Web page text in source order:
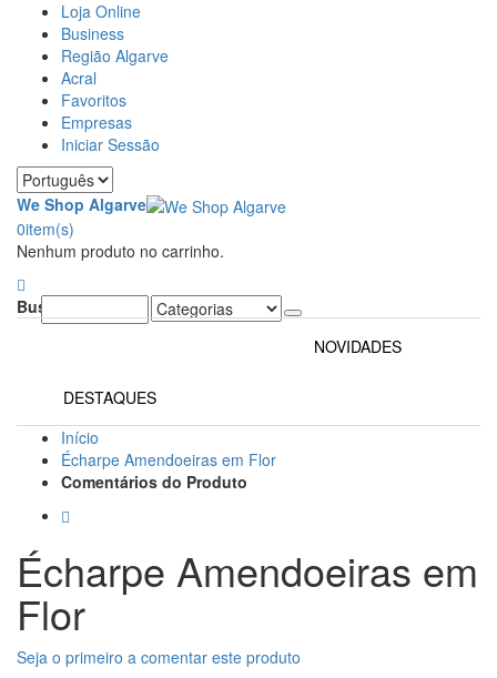
Loja Online
Business
Região Algarve
Acral
Favoritos
Empresas
Iniciar Sessão
We Shop Algarve
0item(s)
Nenhum produto no carrinho.
Buscar:
NOVIDADES
DESTAQUES
Início
Écharpe Amendoeiras em Flor
Comentários do Produto
Écharpe Amendoeiras em
Flor
Seja o primeiro a comentar este produto